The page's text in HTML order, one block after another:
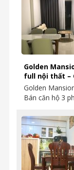
Golden
full nội thất –
Golden
Bán căn hộ 3